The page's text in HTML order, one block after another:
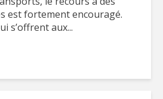
est fortement encouragé.
s’offrent aux...